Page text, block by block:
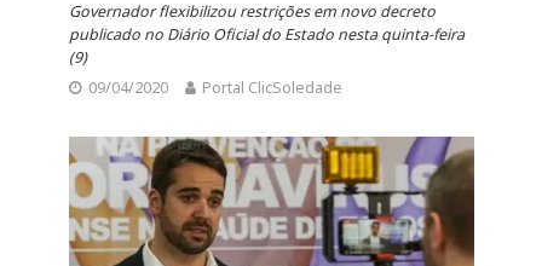
Governador flexibilizou restrições em novo decreto
publicado no Diário Oficial do Estado nesta quinta-feira
(9)
09/04/2020
Portal ClicSoledade